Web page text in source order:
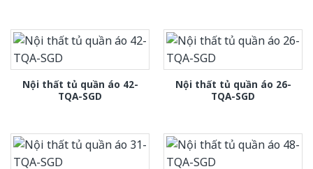
Nội thất tủ quần áo 42-
TQA-SGD
Nội thất tủ quần áo 26-
TQA-SGD